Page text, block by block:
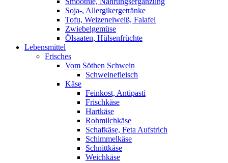
Soja-, Allergikergetränke
Tofu, Weizeneiweiß, Falafel
Zwiebelgemüse
Ölsaaten, Hülsenfrüchte
Lebensmittel
Frisches
Vom Söthen Schwein
Schweinefleisch
Käse
Feinkost, Antipasti
Frischkäse
Hartkäse
Rohmilchkäse
Schafkäse, Feta Aufstrich
Schimmelkäse
Schnittkäse
Weichkäse